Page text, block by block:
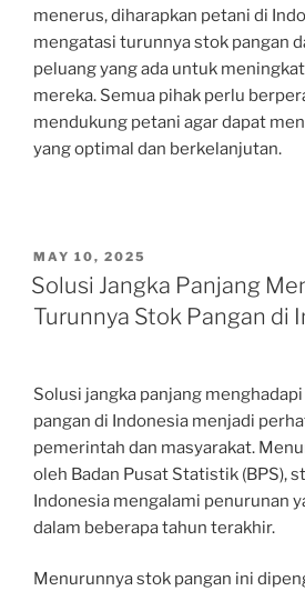
menerus, diharapkan petani di
mengatasi turunnya stok pangan
peluang yang ada untuk
mereka. Semua pihak perlu
mendukung petani agar dapat
yang optimal dan berkelanjutan.
POSTED
ON
MAY 10, 2025
Solusi Jangka Panjang
Turunnya Stok Pangan di
Solusi jangka panjang
pangan di Indonesia menjadi
pemerintah dan masyarakat.
oleh Badan Pusat Statistik (BPS),
Indonesia mengalami penurunan
dalam beberapa tahun terakhir.
Menurunnya stok pangan ini